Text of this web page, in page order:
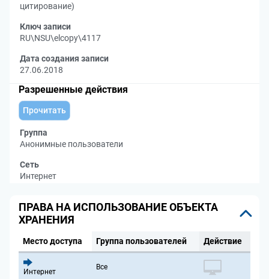
цитирование)
Ключ записи
RU\NSU\elcopy\4117
Дата создания записи
27.06.2018
Разрешенные действия
Прочитать
Группа
Анонимные пользователи
Сеть
Интернет
ПРАВА НА ИСПОЛЬЗОВАНИЕ ОБЪЕКТА
ХРАНЕНИЯ
Место доступа Группа пользователей Действие
Интернет
Все